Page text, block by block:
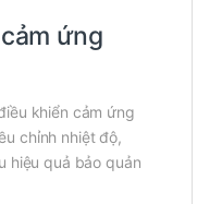
ứng
khiển cảm ứng
chỉnh nhiệt độ,
hiệu quả bảo quản